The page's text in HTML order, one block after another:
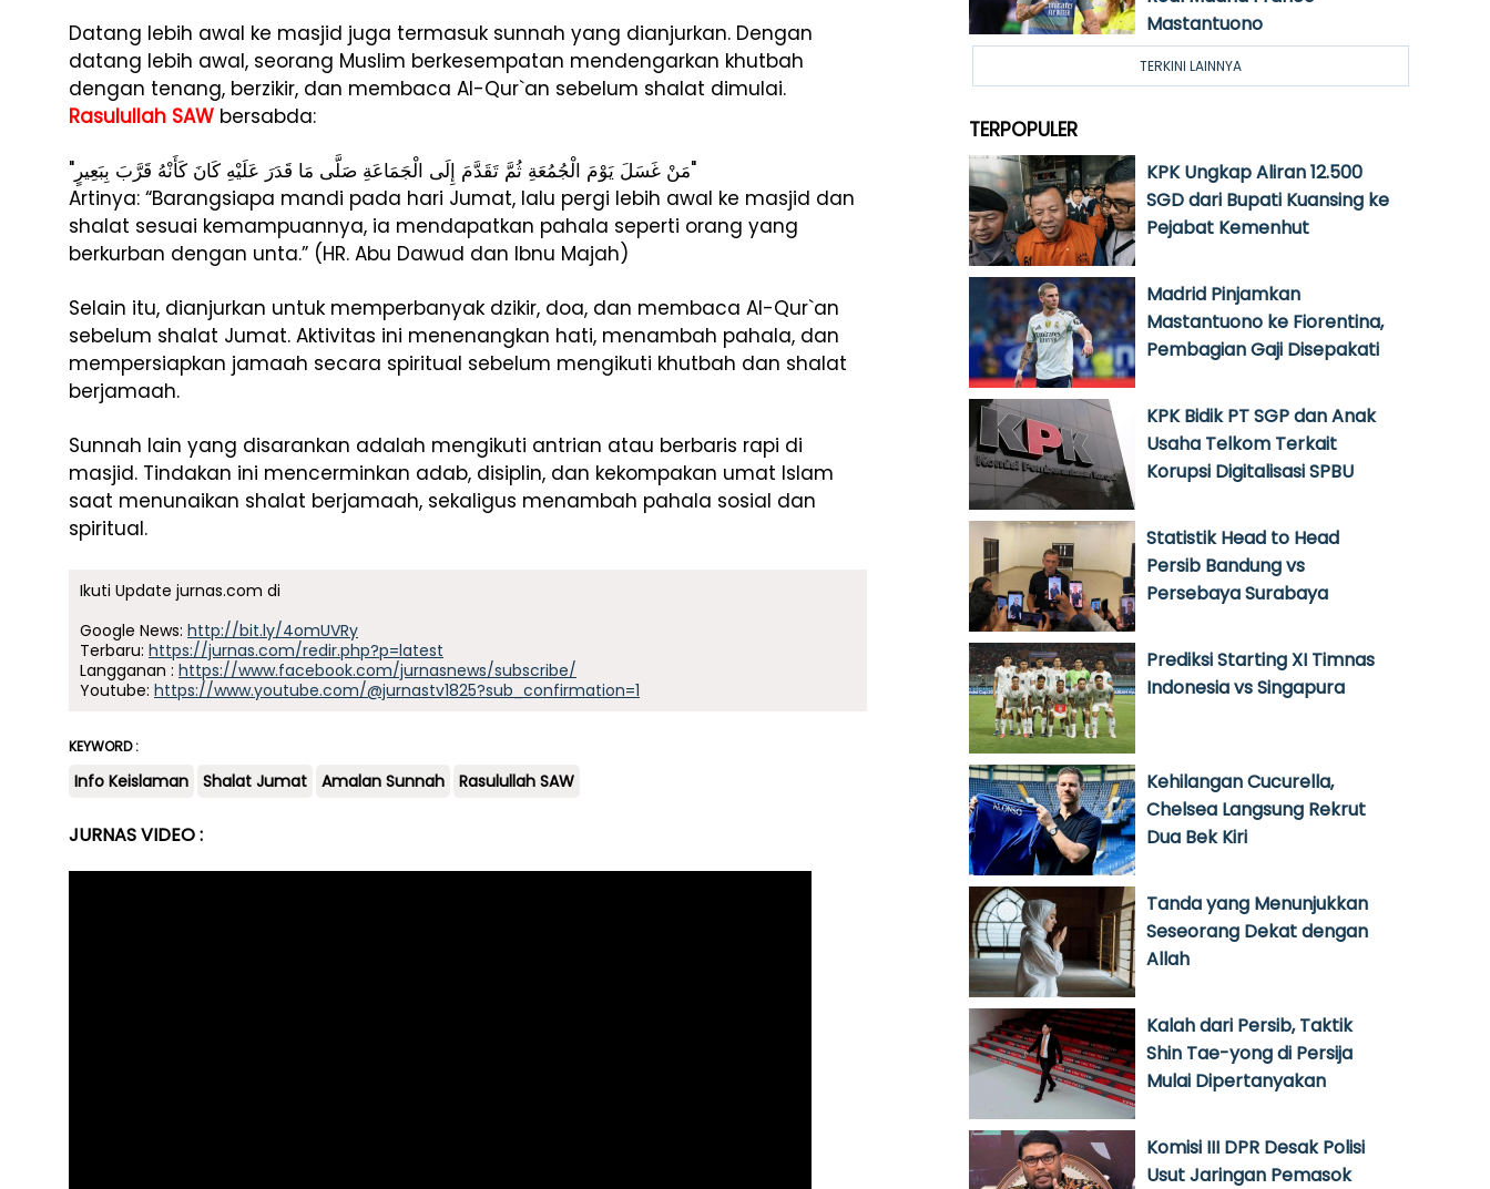
Datang lebih awal ke masjid juga termasuk sunnah yang dianjurkan. Dengan
datang lebih awal, seorang Muslim berkesempatan mendengarkan khutbah
dengan tenang, berzikir, dan membaca Al-Qur`an sebelum shalat dimulai.
Rasulullah SAW bersabda:
"مَنْ غَسَلَ يَوْمَ الْجُمُعَةِ ثُمَّ تَقَدَّمَ إِلَى الْجَمَاعَةِ صَلَّى مَا قَدَرَ عَلَيْهِ كَانَ كَأَنْهُ قَرَّبَ بِبَعِيرٍ"
Artinya: “Barangsiapa mandi pada hari Jumat, lalu pergi lebih awal ke masjid dan
shalat sesuai kemampuannya, ia mendapatkan pahala seperti orang yang
berkurban dengan unta.” (HR. Abu Dawud dan Ibnu Majah)
Selain itu, dianjurkan untuk memperbanyak dzikir, doa, dan membaca Al-Qur`an
sebelum shalat Jumat. Aktivitas ini menenangkan hati, menambah pahala, dan
mempersiapkan jamaah secara spiritual sebelum mengikuti khutbah dan shalat
berjamaah.
Sunnah lain yang disarankan adalah mengikuti antrian atau berbaris rapi di
masjid. Tindakan ini mencerminkan adab, disiplin, dan kekompakan umat Islam
saat menunaikan shalat berjamaah, sekaligus menambah pahala sosial dan
spiritual.
Ikuti Update jurnas.com di
Google News: http://bit.ly/4omUVRy
Terbaru: https://jurnas.com/redir.php?p=latest
Langganan : https://www.facebook.com/jurnasnews/subscribe/
Youtube: https://www.youtube.com/@jurnastv1825?sub_confirmation=1
KEYWORD :
Info Keislaman Shalat Jumat Amalan Sunnah Rasulullah SAW
JURNAS VIDEO :
Mastantuono
TERKINI LAINNYA
TERPOPULER
KPK Ungkap Aliran 12.500
SGD dari Bupati Kuansing ke
Pejabat Kemenhut
Madrid Pinjamkan
Mastantuono ke Fiorentina,
Pembagian Gaji Disepakati
KPK Bidik PT SGP dan Anak
Usaha Telkom Terkait
Korupsi Digitalisasi SPBU
Statistik Head to Head
Persib Bandung vs
Persebaya Surabaya
Prediksi Starting XI Timnas
Indonesia vs Singapura
Kehilangan Cucurella,
Chelsea Langsung Rekrut
Dua Bek Kiri
Tanda yang Menunjukkan
Seseorang Dekat dengan
Allah
Kalah dari Persib, Taktik
Shin Tae-yong di Persija
Mulai Dipertanyakan
Komisi III DPR Desak Polisi
Usut Jaringan Pemasok